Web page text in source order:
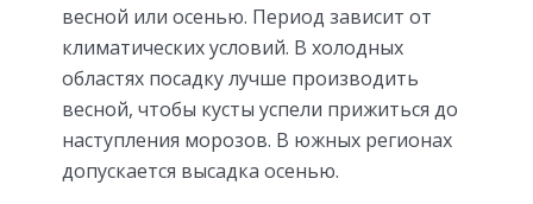
весной или осенью. Период зависит от
климатических условий. В холодных
областях посадку лучше производить
весной, чтобы кусты успели прижиться до
наступления морозов. В южных регионах
допускается высадка осенью.